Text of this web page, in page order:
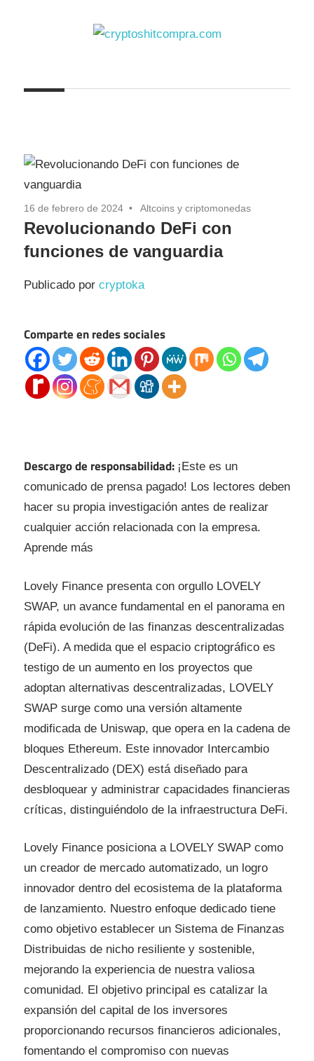
16 de febrero de 2024 Altcoins y criptomonedas
Revolucionando DeFi con
funciones de vanguardia
Publicado por cryptoka
Comparte en redes sociales
Descargo de responsabilidad: ¡Este es un
comunicado de prensa pagado! Los lectores deben
hacer su propia investigación antes de realizar
cualquier acción relacionada con la empresa.
Aprende más
Lovely Finance presenta con orgullo LOVELY
SWAP, un avance fundamental en el panorama en
rápida evolución de las finanzas descentralizadas
(DeFi). A medida que el espacio criptográfico es
testigo de un aumento en los proyectos que
adoptan alternativas descentralizadas, LOVELY
SWAP surge como una versión altamente
modificada de Uniswap, que opera en la cadena de
bloques Ethereum. Este innovador Intercambio
Descentralizado (DEX) está diseñado para
desbloquear y administrar capacidades financieras
críticas, distinguiéndolo de la infraestructura DeFi.
Lovely Finance posiciona a LOVELY SWAP como
un creador de mercado automatizado, un logro
innovador dentro del ecosistema de la plataforma
de lanzamiento. Nuestro enfoque dedicado tiene
como objetivo establecer un Sistema de Finanzas
Distribuidas de nicho resiliente y sostenible,
mejorando la experiencia de nuestra valiosa
comunidad. El objetivo principal es catalizar la
expansión del capital de los inversores
proporcionando recursos financieros adicionales,
fomentando el compromiso con nuevas